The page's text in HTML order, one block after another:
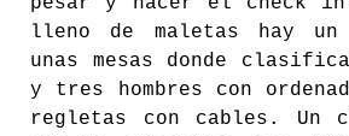
lleno de maletas hay un
unas mesas donde
y tres hombres con
regletas con cables. Un